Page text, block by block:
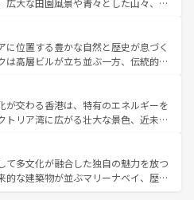
ら、韓国の多彩な魅力を心ゆくまで味
わってみてほしい。 なお、新着の韓国情報はコンテンツ一
。
広大な田園風景や青々とした山々、世
統が息づく。ハノイの古い町並みやホ
ス統治時代の建物も、独特の雰囲気を
た、バラエティの豊かさとおいしさで
ンミー、ベトナムコーヒーなどは、ぜ
。どの地域を訪れてもあたたかい人々
れるので、きっと忘れられない旅にな
に位置する豊かな自然と歴史が息づく
は高層ビルが立ち並ぶ一方、伝統的な
る。北部ではチェンマイなどの山岳地
、南部ではプーケットやクラビの美し
気分を楽しむことができる。タイ料理
中温暖で、どの季節にも異なる楽しみ
みやすいタイの人々、仏教を中心とし
な観光資源が、訪れる旅人を魅了し続
が交わる香港は、特有のエネルギーを
トリア湾に広がる壮大な景色、近未来
感動するはず。観光スポットが密集し
どころを回れるのも魅力。息をのむよ
な体験まで、香港を存分に楽しみ尽く
て多文化が融合した独自の魅力を放つ
的な建築物が並ぶマリーナベイ、歴史